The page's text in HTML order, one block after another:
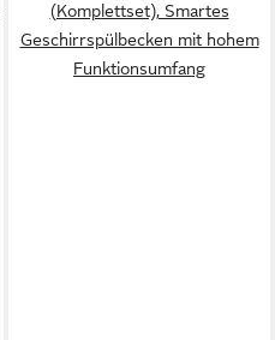
(Komplettset), Smartes
Geschirrspülbecken mit hohem
Funktionsumfang